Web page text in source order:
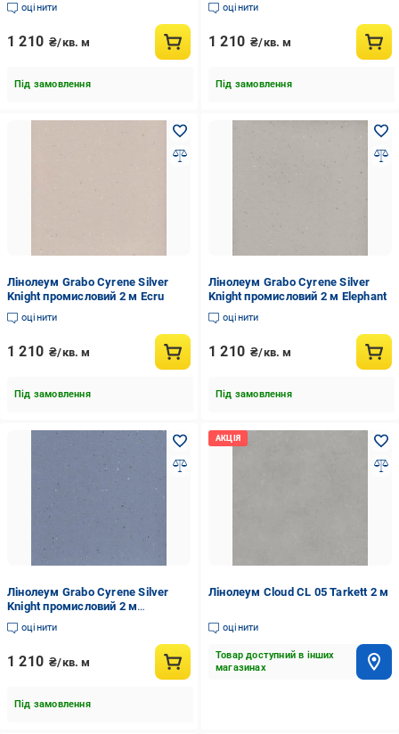
оцінити
1 210 ₴/кв. м
Під замовлення
оцінити
1 210 ₴/кв. м
Під замовлення
Лінолеум Grabo Cyrene Silver
Knight промисловий 2 м Ecru
оцінити
1 210 ₴/кв. м
Під замовлення
Лінолеум Grabo Cyrene Silver
Knight промисловий 2 м Elephant
оцінити
1 210 ₴/кв. м
Під замовлення
Лінолеум Grabo Cyrene Silver
Knight промисловий 2 м
Sapphere
оцінити
1 210 ₴/кв. м
Під замовлення
Лінолеум Cloud CL 05 Tarkett 2 м
оцінити
Товар доступний в інших
магазинах